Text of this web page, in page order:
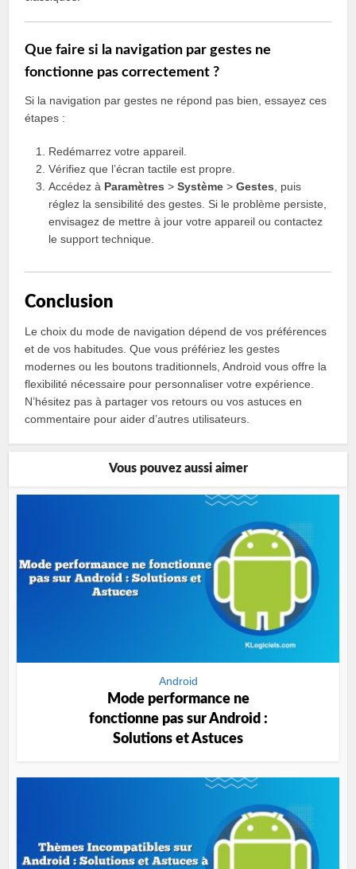
Que faire si la navigation par gestes ne
fonctionne pas correctement ?
Si la navigation par gestes ne répond pas bien, essayez ces
étapes :
Redémarrez votre appareil.
Vérifiez que l’écran tactile est propre.
Accédez à Paramètres >Système >Gestes , puis
réglez la sensibilité des gestes. Si le problème persiste,
envisagez de mettre à jour votre appareil ou contactez
le support technique.
Conclusion
Le choix du mode de navigation dépend de vos préférences
et de vos habitudes. Que vous préfériez les gestes
modernes ou les boutons traditionnels, Android vous offre la
flexibilité nécessaire pour personnaliser votre expérience.
N’hésitez pas à partager vos retours ou vos astuces en
commentaire pour aider d’autres utilisateurs.
Vous pouvez aussi aimer
Android
Mode performance ne
fonctionne pas sur Android :
Solutions et Astuces